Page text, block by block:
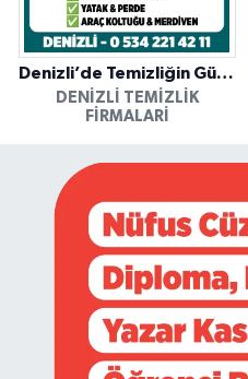
Denizli’de Temizliğin Güvenilir Adresi: Özkan Yerinde Yıkama
DENIZLI TEMIZLIK
FIRMALARI